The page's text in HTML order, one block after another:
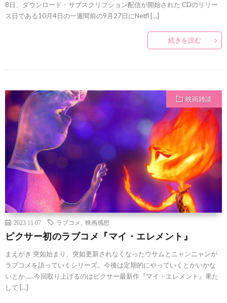
8日、ダウンロード・サブスクリプション配信が開始された CDのリリー
ス日である10月4日の一週間前の9月27日にNetfl […]
続きを読む
映画雑談
2023.11.07 ラブコメ 映画感想
ピクサー初のラブコメ『マイ・エレメント』
まえがき 突如始まり、突如更新されなくなったウサムとニャンニャンが
ラブコメを語っていくシリーズ。今後は定期的にやっていくとかいかな
いとか……今回取り上げるのはピクサー最新作『マイ・エレメント』果た
して […]